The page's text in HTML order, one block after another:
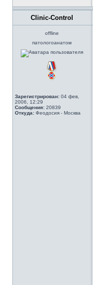
Clinic-Control
offline
патологоанатом
Зарегистрирован: 04 фев,
2006, 12:29
Сообщения: 20839
Откуда: Феодосия - Москва